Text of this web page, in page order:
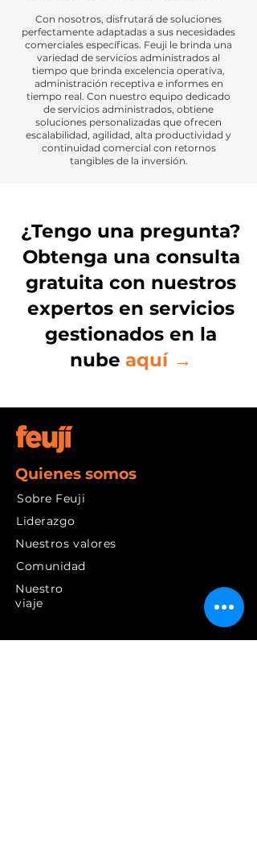
Con nosotros, disfrutará de soluciones
perfectamente adaptadas a sus necesidades
comerciales específicas. Feuji le brinda una
variedad de servicios administrados al
tiempo que brinda excelencia operativa,
administración receptiva e informes en
tiempo real. Con nuestro equipo dedicado
de servicios administrados, obtiene
soluciones personalizadas que ofrecen
escalabilidad, agilidad, alta productividad y
continuidad comercial con retornos
tangibles de la inversión.
¿Tengo una pregunta?
Obtenga una consulta
gratuita con nuestros
expertos en servicios
gestionados en la
nube aquí →
Quienes somos
Sobre Feuji
Liderazgo
Nuestros valores
Comunidad
Nuestro
viaje